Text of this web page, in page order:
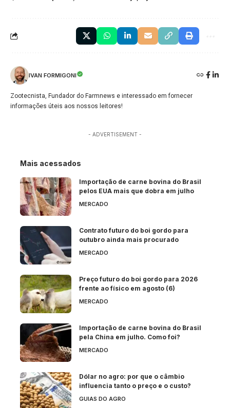
IVAN FORMIGONI
Zootecnista, Fundador do Farmnews e interessado em fornecer
informações úteis aos nossos leitores!
- ADVERTISEMENT -
Mais acessados
Importação de carne bovina do Brasil
pelos EUA mais que dobra em julho
MERCADO
Contrato futuro do boi gordo para
outubro ainda mais procurado
MERCADO
Preço futuro do boi gordo para 2026
frente ao físico em agosto (6)
MERCADO
Importação de carne bovina do Brasil
pela China em julho. Como foi?
MERCADO
Dólar no agro: por que o câmbio
influencia tanto o preço e o custo?
GUIAS DO AGRO